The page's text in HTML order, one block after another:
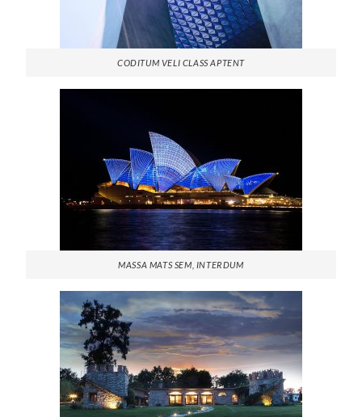
CODITUM VELI CLASS APTENT
MASSA MATS SEM, INTERDUM